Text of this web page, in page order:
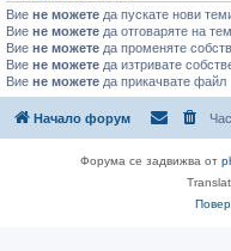
Вие не можете да пускате нови
Вие не можете да отговаряте на
Вие не можете да променяте
Вие не можете да изтривате
Вие не можете да прикачвате файл
Начало форум
Форума се задвижва от